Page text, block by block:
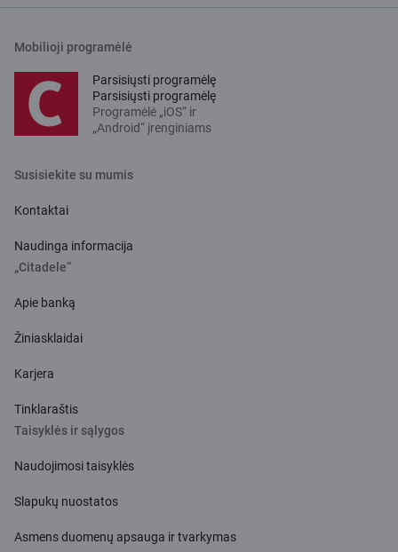
Mobilioji programėlė
Parsisiųsti programėlę
Parsisiųsti programėlę
Programėlė „iOS“ ir
„Android“ įrenginiams
Susisiekite su mumis
Kontaktai
Naudinga informacija
„Citadele“
Apie banką
Žiniasklaidai
Karjera
Tinklaraštis
Taisyklės ir sąlygos
Naudojimosi taisyklės
Slapukų nuostatos
Asmens duomenų apsauga ir tvarkymas